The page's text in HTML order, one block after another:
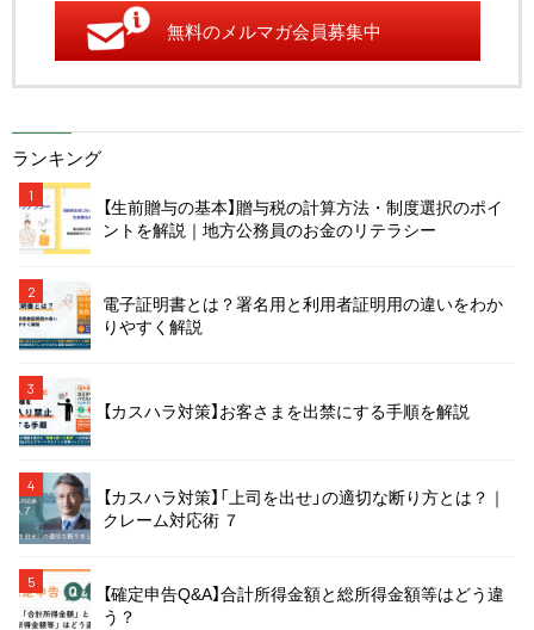
無料のメルマガ会員募集中
ランキング
1
【生前贈与の基本】贈与税の計算方法・制度選択のポイ
ントを解説｜地方公務員のお金のリテラシー
2
電子証明書とは？署名用と利用者証明用の違いをわか
りやすく解説
3
【カスハラ対策】お客さまを出禁にする手順を解説
4
【カスハラ対策】「上司を出せ」の適切な断り方とは？｜
クレーム対応術 ７
5
【確定申告Q&A】合計所得金額と総所得金額等はどう違
う？